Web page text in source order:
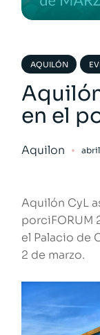
AQUILÓN
en el
Aquilon
Aquilón CyL
porciFORUM
el Palacio de
2 de marzo.